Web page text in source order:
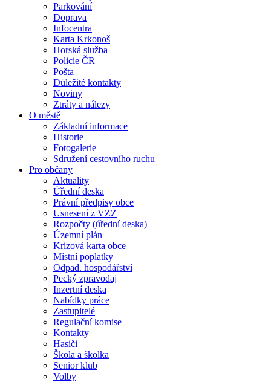
Parkování
Doprava
Infocentra
Karta Krkonoš
Horská služba
Policie ČR
Pošta
Důležité kontakty
Noviny
Ztráty a nálezy
O městě
Základní informace
Historie
Fotogalerie
Sdružení cestovního ruchu
Pro občany
Aktuality
Úřední deska
Právní předpisy obce
Usnesení z VZZ
Rozpočty (úřední deska)
Územní plán
Krizová karta obce
Místní poplatky
Odpad. hospodářství
Pecký zpravodaj
Inzertní deska
Nabídky práce
Zastupitelé
Regulační komise
Kontakty
Hasiči
Škola a školka
Senior klub
Volby